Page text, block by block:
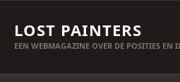
LOST PAINTERS
EEN WEBMAGAZINE OVER DE POSITIES EN